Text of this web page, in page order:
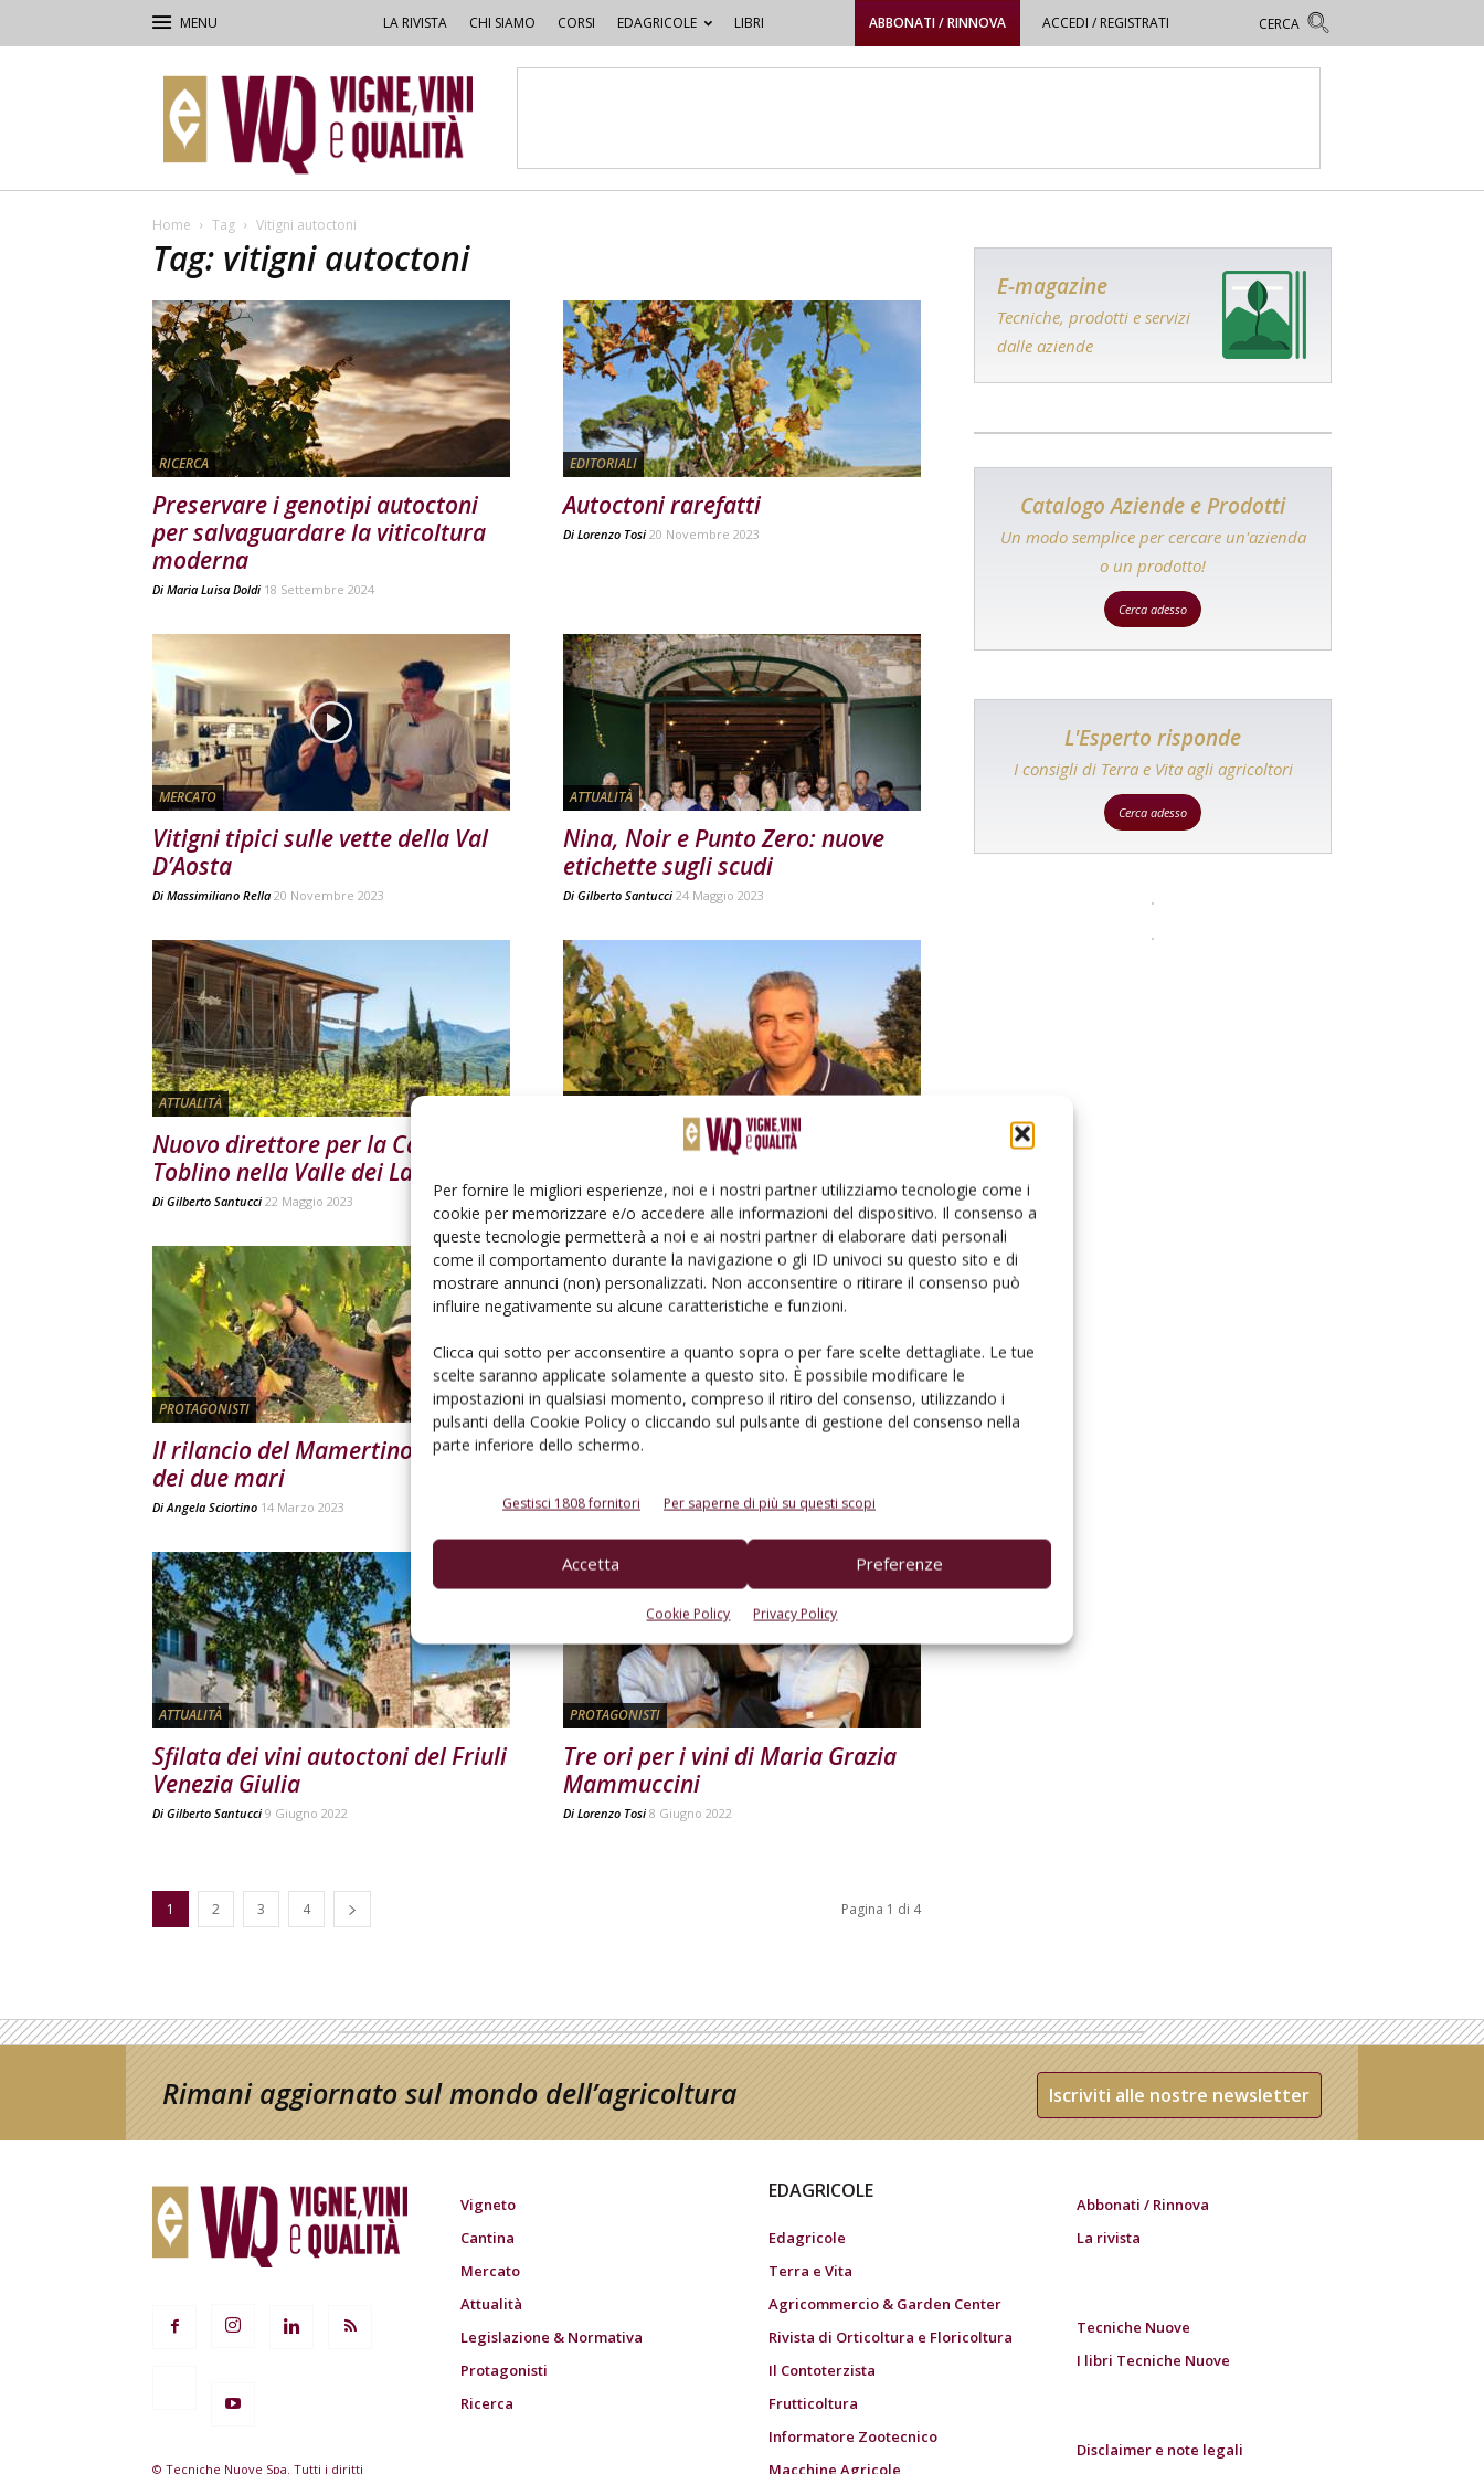
Per fornire le migliori esperienze, noi e i nostri partner utilizziamo tecnologie come i
cookie per memorizzare e/o accedere alle informazioni del dispositivo. Il consenso a
queste tecnologie permetterà a noi e ai nostri partner di elaborare dati personali
come il comportamento durante la navigazione o gli ID univoci su questo sito e di
mostrare annunci (non) personalizzati. Non acconsentire o ritirare il consenso può
influire negativamente su alcune caratteristiche e funzioni.
Clicca qui sotto per acconsentire a quanto sopra o per fare scelte dettagliate. Le tue
scelte saranno applicate solamente a questo sito. È possibile modificare le
impostazioni in qualsiasi momento, compreso il ritiro del consenso, utilizzando i
pulsanti della Cookie Policy o cliccando sul pulsante di gestione del consenso nella
parte inferiore dello schermo.
Gestisci 1808 fornitori Per saperne di più su questi scopi
Accetta Preferenze
Cookie Policy Privacy Policy
LA RIVISTA CHI SIAMO CORSI EDAGRICOLE LIBRI ABBONATI / RINNOVA ACCEDI / REGISTRATI
–
Vigne,
Vini
&
Home Tag Vitigni autoctoni
Tag: vitigni autoctoni
RICERCA
Preservare i genotipi autoctoni
per salvaguardare la viticoltura
moderna
Di Maria Luisa Doldi 18 Settembre 2024
EDITORIALI
Autoctoni rarefatti
Di Lorenzo Tosi 20 Novembre 2023
MERCATO
Vitigni tipici sulle vette della Val
D’Aosta
Di Massimiliano Rella 20 Novembre 2023
ATTUALITÀ
Nina, Noir e Punto Zero: nuove
etichette sugli scudi
Di Gilberto Santucci 24 Maggio 2023
ATTUALITÀ
Nuovo direttore per la Cantina
Toblino nella Valle dei Laghi
Di Gilberto Santucci 22 Maggio 2023
La voglia di sperimentare salva i
Di Lorenzo Tosi 27 Aprile 2023
PROTAGONISTI
Il rilancio del Mamertino, il vino
dei due mari
DiAngela Sciortino 14 Marzo 2023
ATTUALITÀ
Nabucco e Callas, vini lirici fermi
DiGilberto Santucci 13 Novembre 2022
ATTUALITÀ
Sfilata dei vini autoctoni del Friuli
Venezia Giulia
Di Gilberto Santucci 9 Giugno 2022
PROTAGONISTI
Tre ori per i vini di Maria Grazia
Mammuccini
Di Lorenzo Tosi 8 Giugno 2022
1 2 3 4 Pagina 1 di 4
E-magazine
Tecniche, prodotti e servizi
dalle aziende
Catalogo Aziende e Prodotti
Un modo semplice per cercare un'azienda
o un prodotto!
Cerca adesso
L'Esperto risponde
I consigli di Terra e Vita agli agricoltori
Cerca adesso
Rimani aggiornato sul mondo dell’agricoltura Iscriviti alle nostre newsletter
© Tecniche Nuove Spa. Tutti i diritti
Vigneto
Cantina
Mercato
Attualità
Legislazione & Normativa
Protagonisti
Ricerca
EDAGRICOLE
Edagricole
Terra e Vita
Agricommercio & Garden Center
Rivista di Orticoltura e Floricoltura
Il Contoterzista
Frutticoltura
Informatore Zootecnico
Macchine Agricole
Abbonati / Rinnova
La rivista
Tecniche Nuove
I libri Tecniche Nuove
Disclaimer e note legali